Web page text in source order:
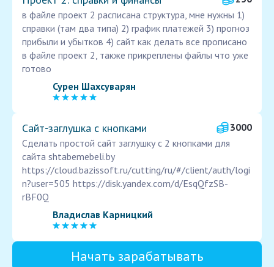
в файле проект 2 расписана структура, мне нужны 1)
справки (там два типа) 2) график платежей 3) прогноз
прибыли и убытков 4) сайт как делать все прописано
в файле проект 2, также прикреплены файлы что уже
готово
Сурен Шахсуварян
Сайт‑заглушка с кнопками
3000
Сделать простой сайт заглушку с 2 кнопками для
сайта shtabemebeli.by
https://cloud.bazissoft.ru/cutting/ru/#/client/auth/logi
n?user=505 https://disk.yandex.com/d/EsqQfzSB-
rBF0Q
Владислав Карницкий
Начать зарабатывать